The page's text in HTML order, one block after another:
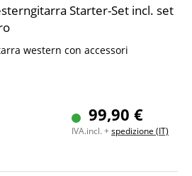
Starter-Set incl. set
western con accessori
corde di ricambio e diapason
99,90 €
IVA.incl. +spedizione (IT)